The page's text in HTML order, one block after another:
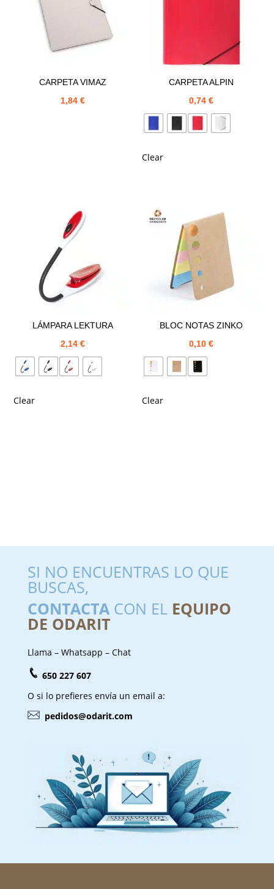
CARPETA VIMAZ
1,84€
CARPETA ALPIN
0,74 €
Clear
LÁMPARA LEKTURA
2,14€
Clear
BLOC NOTAS ZINKO
0,10 €
Clear
SI NO ENCUENTRAS LO QUE
BUSCAS,
CONTACTACON EL EQUIPO
DE ODARIT
Llama – Whatsapp – Chat
650 227 607
O si lo prefieres envía un email a:
pedidos@odarit.com